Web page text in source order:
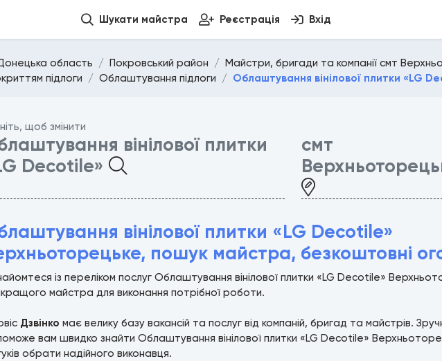
Шукати майстра Реєстрація Вхід
область Покровський район
Майстри, бригади та компанії смт
підлоги Облаштування підлоги Облаштування вінілової плитки «LG
щоб змінити
вінілової плитки
Decotile»
смт
вінілової плитки «LG Decotile»
пошук майстра, безкоштовні
із переліком послуг Облаштування вінілової плитки «LG Decotile»
майстра для виконання потрібної роботи.
Дзвінко має велику базу вакансій та послуг від компаній, бригад та майстрів.
вам швидко знайти Облаштування вінілової плитки «LG Decotile»
обрати надійного виконавця.